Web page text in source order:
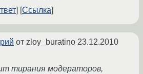
Ссылка
от zloy_buratino 23.12.2010
тирания модераторов,